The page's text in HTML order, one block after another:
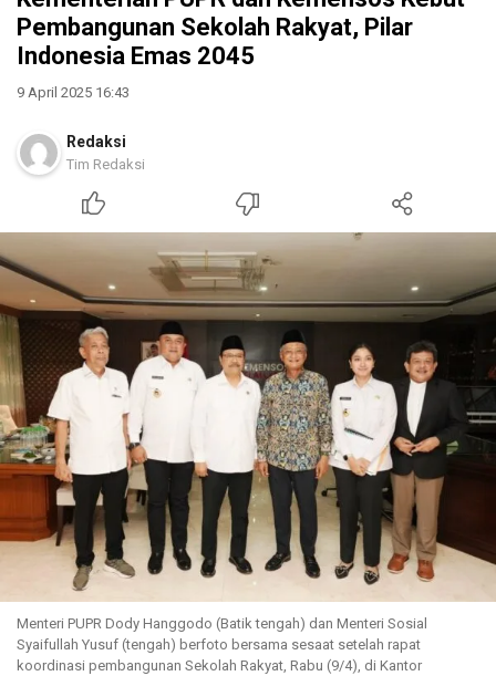
Pembangunan Sekolah Rakyat, Pilar
Indonesia Emas 2045
9 April 2025 16:43
Redaksi
Tim Redaksi
Menteri PUPR Dody Hanggodo (Batik tengah) dan Menteri Sosial
Syaifullah Yusuf (tengah) berfoto bersama sesaat setelah rapat
koordinasi pembangunan Sekolah Rakyat, Rabu (9/4), di Kantor